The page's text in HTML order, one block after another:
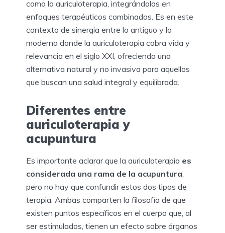
como la auriculoterapia, integrándolas en
enfoques terapéuticos combinados. Es en este
contexto de sinergia entre lo antiguo y lo
moderno donde la auriculoterapia cobra vida y
relevancia en el siglo XXI, ofreciendo una
alternativa natural y no invasiva para aquellos
que buscan una salud integral y equilibrada.
Diferentes entre
auriculoterapia y
acupuntura
Es importante aclarar que la auriculoterapia es
considerada una rama de la acupuntura
pero no hay que confundir estos dos tipos de
terapia. Ambas comparten la filosofía de que
existen puntos específicos en el cuerpo que, al
ser estimulados, tienen un efecto sobre órganos